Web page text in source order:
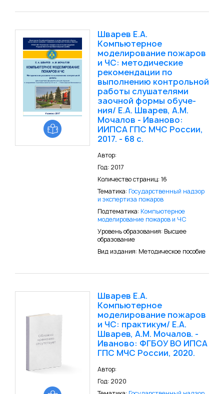
Шварев Е.А.
Компьютерное
моделирование пожаров
и ЧС: методические
рекоменда­ции по
выполнению контрольной
работы слушателями
заочной формы обуче­
ния/ Е.А. Шварев, А.М.
Мочалов - Иваново:
ИИПСА ГПС МЧС России,
2017. - 68 с.
Автор:
Год: 2017
Количество страниц: 16
Тематика: Государственный надзор
и экспертиза пожаров
Подтематика: Компьютерное
моделирование пожаров и ЧС
Уровень образования: Высшее
образование
Вид издания: Методическое пособие
Шварев Е.А.
Компьютерное
моделирование пожаров
и ЧС: практикум/ Е.А.
Шварев, А.М. Мочалов. -
Иваново: ФГБОУ ВО ИПСА
ГПС МЧС России, 2020.
Автор:
Год: 2020